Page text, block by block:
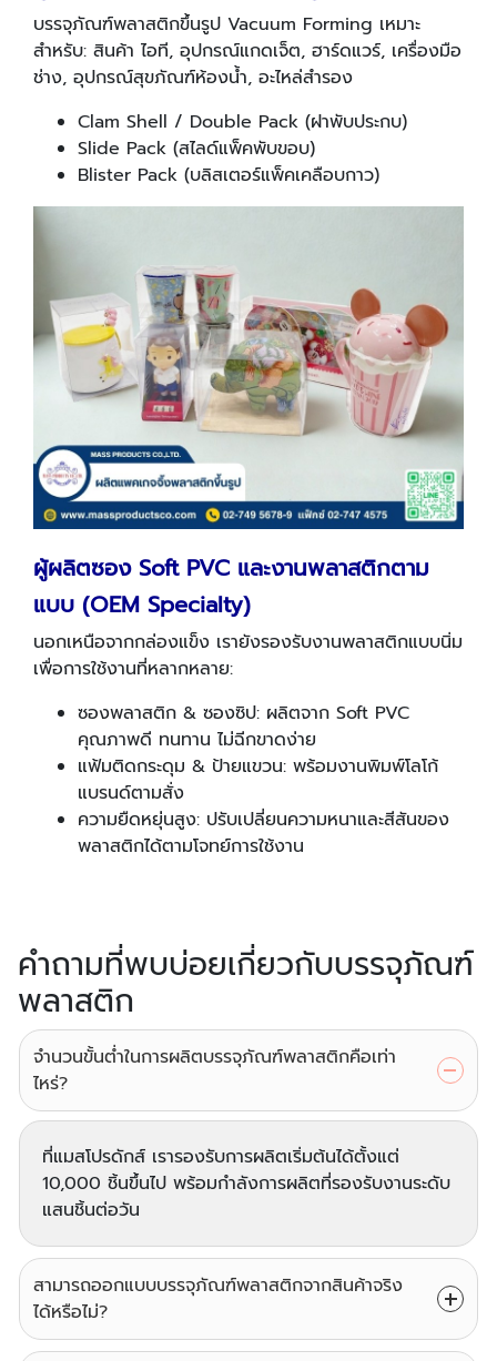
บรรจุภัณฑ์พลาสติกขึ้นรูป Vacuum Forming เหมาะ
สำหรับ: สินค้า ไอที, อุปกรณ์แกดเจ็ต, ฮาร์ดแวร์, เครื่องมือ
ช่าง, อุปกรณ์สุขภัณฑ์ห้องน้ำ, อะไหล่สำรอง
Clam Shell / Double Pack (ฝาพับประกบ)
Slide Pack (สไลด์แพ็คพับขอบ)
Blister Pack (บลิสเตอร์แพ็คเคลือบกาว)
ผู้ผลิตซอง Soft PVC และงานพลาสติกตาม
แบบ (OEM Specialty)
นอกเหนือจากกล่องแข็ง เรายังรองรับงานพลาสติกแบบนิ่ม
เพื่อการใช้งานที่หลากหลาย:
ซองพลาสติก & ซองซิป: ผลิตจาก Soft PVC
คุณภาพดี ทนทาน ไม่ฉีกขาดง่าย
แฟ้มติดกระดุม & ป้ายแขวน: พร้อมงานพิมพ์โลโก้
แบรนด์ตามสั่ง
ความยืดหยุ่นสูง: ปรับเปลี่ยนความหนาและสีสันของ
พลาสติกได้ตามโจทย์การใช้งาน
คำถามที่พบบ่อยเกี่ยวกับบรรจุภัณฑ์
พลาสติก
จำนวนขั้นต่ำในการผลิตบรรจุภัณฑ์พลาสติกคือเท่า
ไหร่?
ที่แมสโปรดักส์ เรารองรับการผลิตเริ่มต้นได้ตั้งแต่
10,000 ชิ้นขึ้นไป พร้อมกำลังการผลิตที่รองรับงานระดับ
แสนชิ้นต่อวัน
สามารถออกแบบบรรจุภัณฑ์พลาสติกจากสินค้าจริง
ได้หรือไม่?